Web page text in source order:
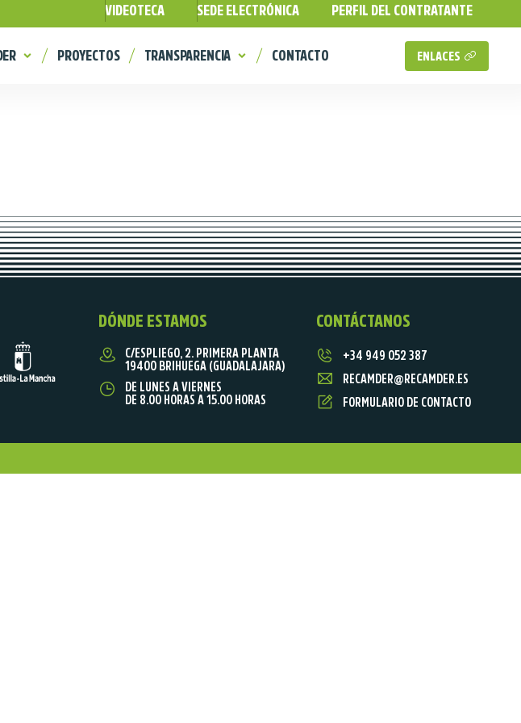
VIDEOTECA SEDE ELECTRÓNICA PERFIL DEL CONTRATANTE
PROYECTOS TRANSPARENCIA CONTACTO ENLACES
DÓNDE ESTAMOS
C/ESPLIEGO, 2. PRIMERA PLANTA
19400 BRIHUEGA (GUADALAJARA)
DE LUNES A VIERNES
DE 8.00 HORAS A 15.00 HORAS
CONTÁCTANOS
+34 949 052 387
RECAMDER@RECAMDER.ES
FORMULARIO DE CONTACTO